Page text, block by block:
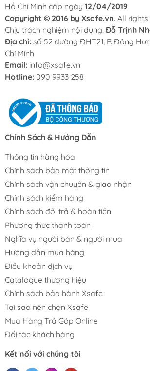
Hồ Chí Minh cấp ngày 12/04/2019
Copyright © 2016 by Xsafe.vn. All
Chịu trách nghiệm nội dung: Đỗ Trịnh
Địa chỉ: số 52 đường ĐHT21, P. Đông
Chí Minh
Email: info@xsafe.vn
Hotline: 090 9933 258
Chính Sách & Hướng Dẫn
Thông tin hàng hóa
Chính sách bảo mật thông tin
Chính sách vận chuyển & giao nhận
Chính sách kiểm hàng
Chính sách đổi trả & hoàn tiền
Phương thức thanh toán
Nghĩa vụ người bán & người mua
Hướng dẫn mua hàng
Điều khoản dịch vụ
Catalogue thương hiệu
Chính sách bảo hành Xsafe
Tại sao nên chọn Xsafe
Mua Hàng Trả Góp Online
Đối tác khách hàng
Kết nối với chúng tôi